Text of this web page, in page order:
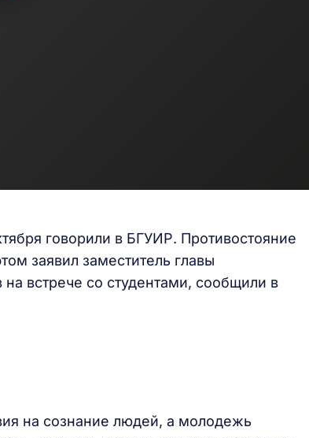
говорили в БГУИР. Противостояние
заявил заместитель главы
встрече со студентами, сообщили в
на сознание людей, а молодежь